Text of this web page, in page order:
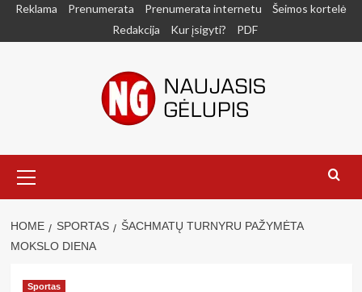
SkipReklama Prenumerata Prenumerata internetu
Šeimos kortelė
Redakcija
Kur įsigyti? PDF
Menu
HOME SPORTAS
ŠACHMATŲ TURNYRU PAŽYMĖTA
MOKSLO DIENA
Sportas